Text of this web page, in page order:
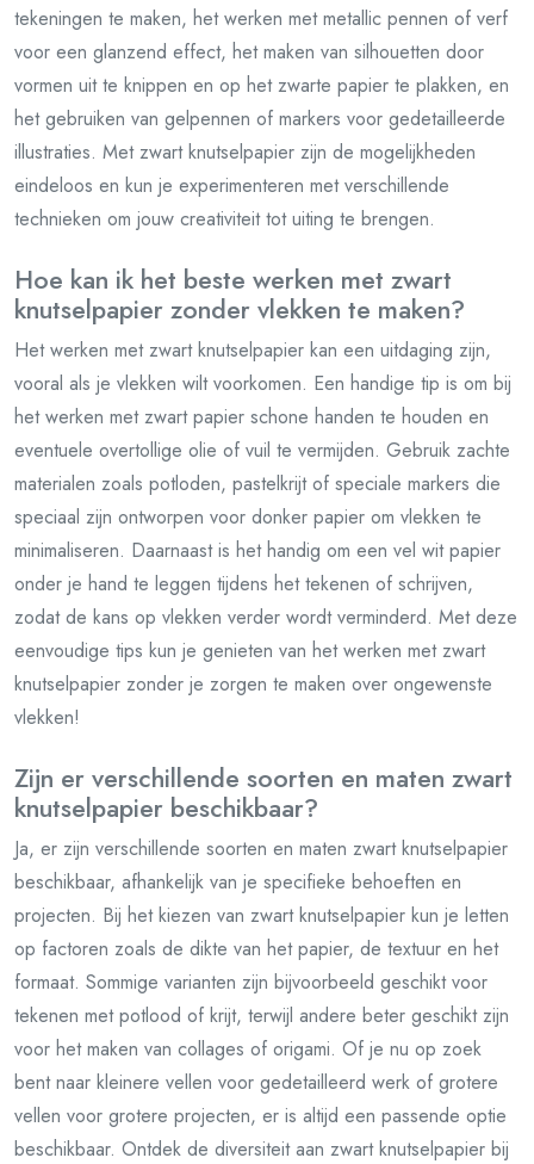
tekeningen te maken, het werken met metallic pennen of verf
voor een glanzend effect, het maken van silhouetten door
vormen uit te knippen en op het zwarte papier te plakken, en
het gebruiken van gelpennen of markers voor gedetailleerde
illustraties. Met zwart knutselpapier zijn de mogelijkheden
eindeloos en kun je experimenteren met verschillende
technieken om jouw creativiteit tot uiting te brengen.
Hoe kan ik het beste werken met zwart
knutselpapier zonder vlekken te maken?
Het werken met zwart knutselpapier kan een uitdaging zijn,
vooral als je vlekken wilt voorkomen. Een handige tip is om bij
het werken met zwart papier schone handen te houden en
eventuele overtollige olie of vuil te vermijden. Gebruik zachte
materialen zoals potloden, pastelkrijt of speciale markers die
speciaal zijn ontworpen voor donker papier om vlekken te
minimaliseren. Daarnaast is het handig om een vel wit papier
onder je hand te leggen tijdens het tekenen of schrijven,
zodat de kans op vlekken verder wordt verminderd. Met deze
eenvoudige tips kun je genieten van het werken met zwart
knutselpapier zonder je zorgen te maken over ongewenste
vlekken!
Zijn er verschillende soorten en maten zwart
knutselpapier beschikbaar?
Ja, er zijn verschillende soorten en maten zwart knutselpapier
beschikbaar, afhankelijk van je specifieke behoeften en
projecten. Bij het kiezen van zwart knutselpapier kun je letten
op factoren zoals de dikte van het papier, de textuur en het
formaat. Sommige varianten zijn bijvoorbeeld geschikt voor
tekenen met potlood of krijt, terwijl andere beter geschikt zijn
voor het maken van collages of origami. Of je nu op zoek
bent naar kleinere vellen voor gedetailleerd werk of grotere
vellen voor grotere projecten, er is altijd een passende optie
beschikbaar. Ontdek de diversiteit aan zwart knutselpapier bij